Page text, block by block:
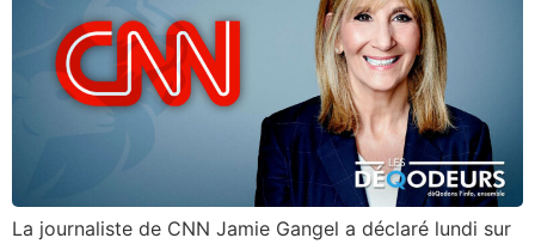
La journaliste de CNN Jamie Gangel a déclaré lundi sur